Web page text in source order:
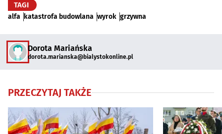
TAGI
alfa katastrofa budowlana wyrok grzywna
Dorota Mariańska
dorota.marianska@bialystokonline.pl
PRZECZYTAJ TAKŻE